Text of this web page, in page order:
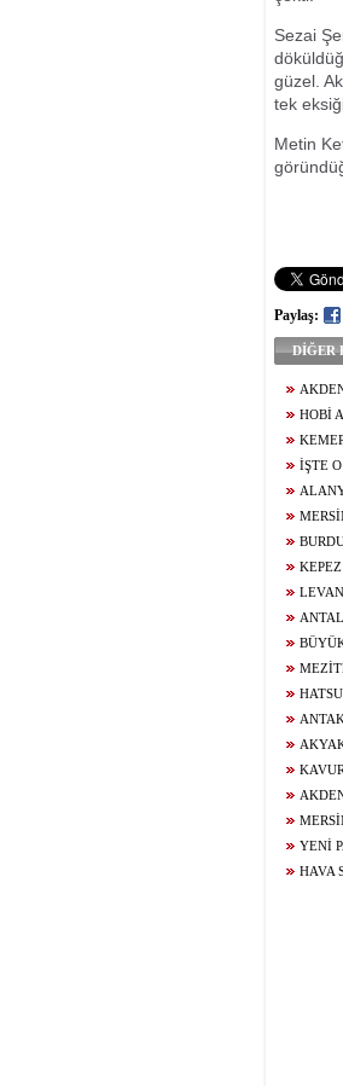
Sezai
güzel.
tek
Metin
Paylaş:
DİĞER
HOBİ
İŞTE
BULUŞTU
ALKOL
DESTEĞİ
KARPUZ
YENİ
HAVA